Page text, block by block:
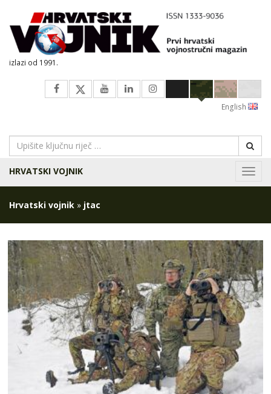
izlazi od 1991.
English
HRVATSKI VOJNIK
Hrvatski vojnik » jtac